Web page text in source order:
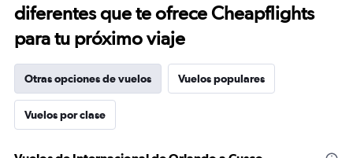
diferentes que te ofrece Cheapflights
para tu próximo viaje
Otras opciones de vuelos Vuelos populares
Vuelos por clase